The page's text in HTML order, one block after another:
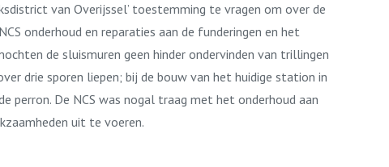
van Overijssel’ toestemming te vragen om over de
onderhoud en reparaties aan de funderingen en het
de sluismuren geen hinder ondervinden van trillingen
drie sporen liepen; bij de bouw van het huidige station in
perron. De NCS was nogal traag met het onderhoud aan
uit te voeren.